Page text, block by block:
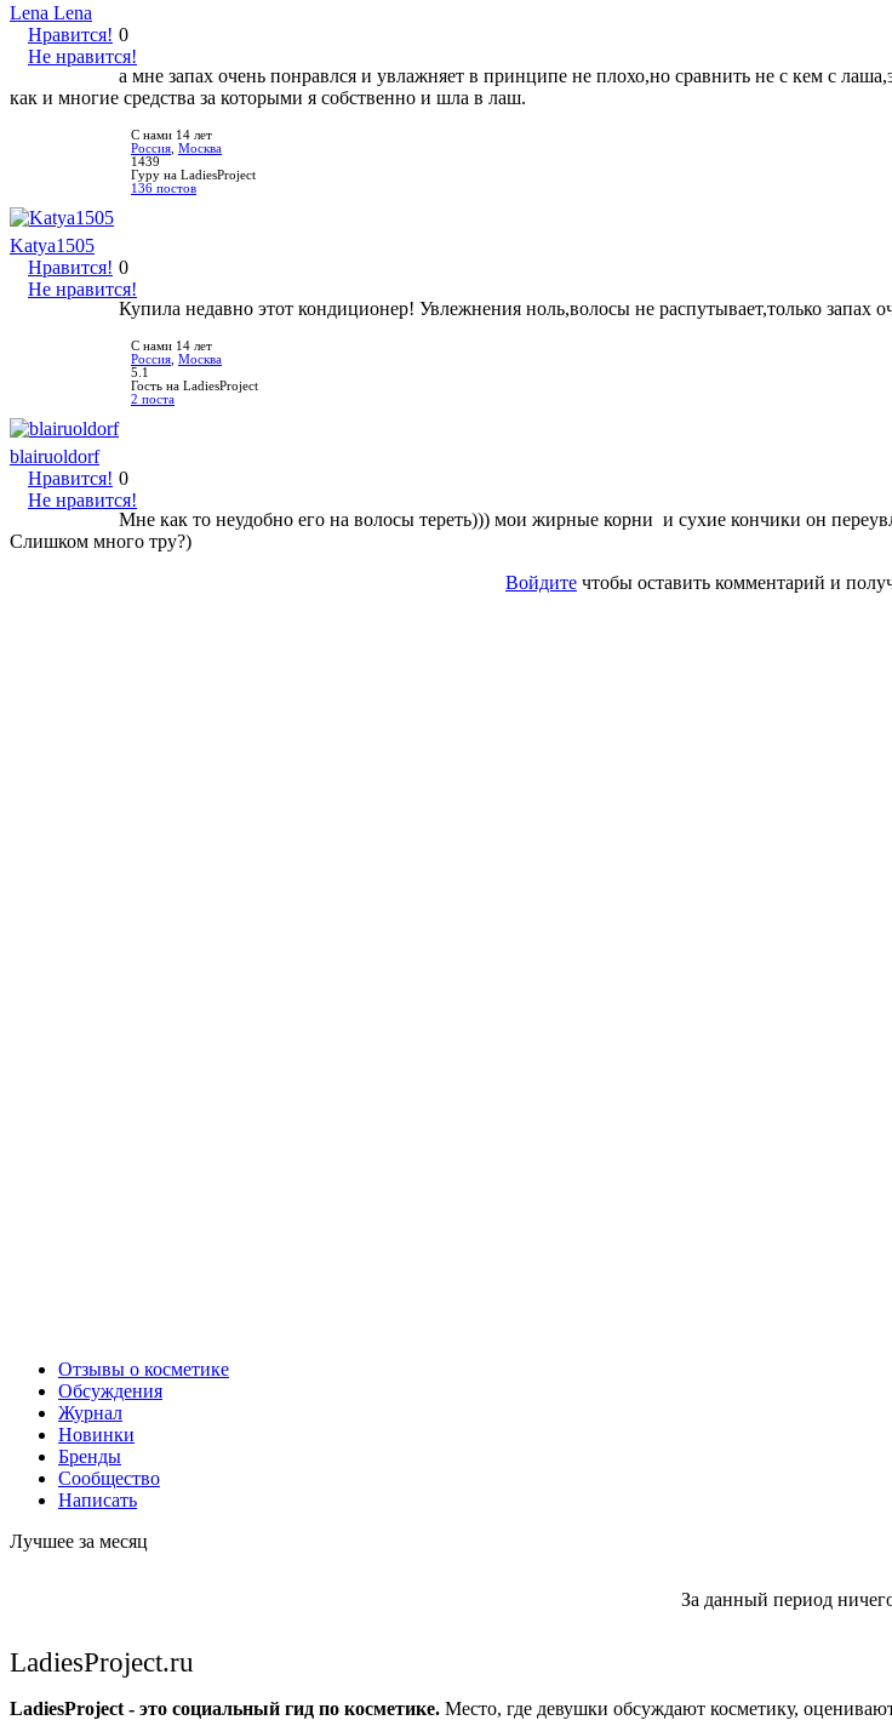
Lena Lena
Нравится!
Не нравится!
0
а мне запах очень понравлся и увлажняет в принципе не плохо,но сравнить не с кем с
как и многие средства за которыми я собственно и шла в лаш.
С нами 14 лет
Россия Москва
1439
Гуру на LadiesProject
136 постов
Katya1505
Нравится!
Не нравится!
0
Купила недавно этот кондиционер! Увлежнения ноль,волосы не распутывает,только запах
С нами 14 лет
Россия Москва
5.1
Гость на LadiesProject
2 поста
blairuoldorf
Нравится!
Не нравится!
0
Мне как то неудобно его на волосы тереть))) мои жирные корни и сухие кончики он
Слишком много тру?)
Войдите чтобы оставить комментарий и
Отзывы о косметике
Обсуждения
Журнал
Новинки
Бренды
Сообщество
Написать
Лучшее за месяц
За данный период
LadiesProject.ru
LadiesProject - это социальный гид по косметике. Место, где девушки обсуждают косметику,